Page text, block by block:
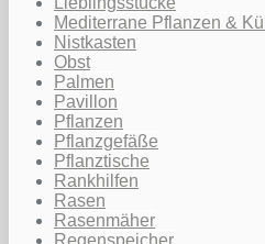
Mediterrane Pflanzen &
Nistkasten
Obst
Palmen
Pavillon
Pflanzen
Pflanzgefäße
Pflanztische
Rankhilfen
Rasen
Rasenmäher
Regenspeicher